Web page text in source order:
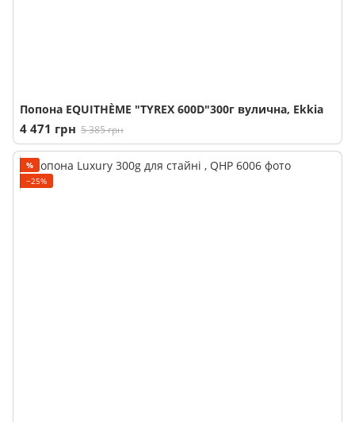
Попона EQUITHÈME "TYREX 600D"300г вулична, Ekkia
4 471 грн 5 385 грн
%
−25%